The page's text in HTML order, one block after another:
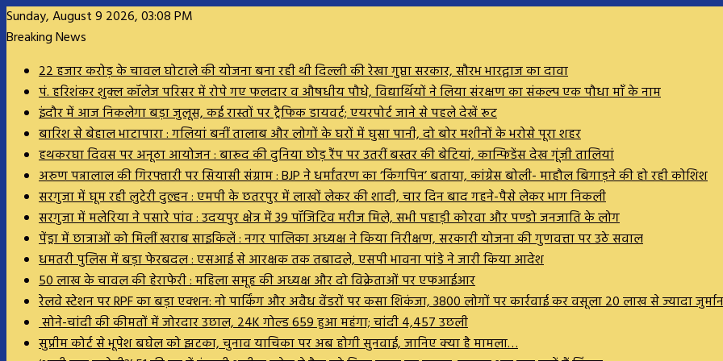
Sunday, August 9 2026, 03:08 PM
Breaking News
22 हजार करोड़ के चावल घोटाले की योजना बना रही थी दिल्ली की रेखा गुप्ता सरकार, सौरभ भारद्वाज का दावा
पं. हरिशंकर शुक्ल कॉलेज परिसर में रोपे गए फलदार व औषधीय पौधे, विद्यार्थियों ने लिया संरक्षण का संकल्प एक पौधा माँ के नाम
इंदौर में आज निकलेगा बड़ा जुलूस, कई रास्तों पर ट्रैफिक डायवर्ट; एयरपोर्ट जाने से पहले देखें रूट
बारिश से बेहाल भाटापारा : गलियां बनीं तालाब और लोगों के घरों में घुसा पानी, दो बोर मशीनों के भरोसे पूरा शहर
हथकरघा दिवस पर अनूठा आयोजन : बारूद की दुनिया छोड़ रैंप पर उतरीं बस्तर की बेटियां, कान्फिडेंस देख गूंजी तालियां
अरुण पन्नालाल की गिरफ्तारी पर सियासी संग्राम : BJP ने धर्मांतरण का ‘किंगपिन’ बताया, कांग्रेस बोली- माहौल बिगाड़ने की हो रही कोशिश
सरगुजा में घूम रही लुटेरी दुल्हन : एमपी के छतरपुर में लाखों लेकर की शादी, चार दिन बाद गहने-पैसे लेकर भाग निकली
सरगुजा में मलेरिया ने पसारे पांव : उदयपुर क्षेत्र में 39 पॉजिटिव मरीज मिले, सभी पहाड़ी कोरवा और पण्डो जनजाति के लोग
पेंड्रा में छात्राओं को मिलीं खराब साइकिलें : नगर पालिका अध्यक्ष ने किया निरीक्षण, सरकारी योजना की गुणवत्ता पर उठे सवाल
धमतरी पुलिस में बड़ा फेरबदल : एसआई से आरक्षक तक तबादले, एसपी भावना पांडे ने जारी किया आदेश
50 लाख के चावल की हेराफेरी : महिला समूह की अध्यक्ष और दो विक्रेताओं पर एफआईआर
रेलवे स्टेशन पर RPF का बड़ा एक्शन: नो पार्किंग और अवैध वेंडरों पर कसा शिकंजा, 3800 लोगों पर कार्रवाई कर वसूला 20 लाख से ज्यादा
सोने-चांदी की कीमतों में जोरदार उछाल, 24K गोल्ड ₹659 हुआ महंगा; चांदी ₹4,457 उछली
सुप्रीम कोर्ट से भूपेश बघेल को झटका, चुनाव याचिका पर अब होगी सुनवाई, जानिए क्या है मामला…